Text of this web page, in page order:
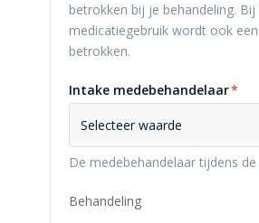
betrokken bij je behandeling. Bij
medicatiegebruik wordt ook
betrokken.
Intake medebehandelaar*
Selecteer waarde
De medebehandelaar tijdens
Behandeling